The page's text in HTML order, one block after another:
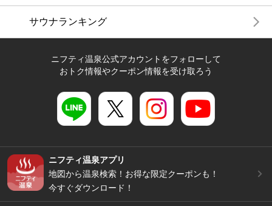
サウナランキング
ニフティ温泉公式アカウントをフォローして
おトク情報やクーポン情報を受け取ろう
ニフティ温泉アプリ
地図から温泉検索！お得な限定クーポンも！
今すぐダウンロード！